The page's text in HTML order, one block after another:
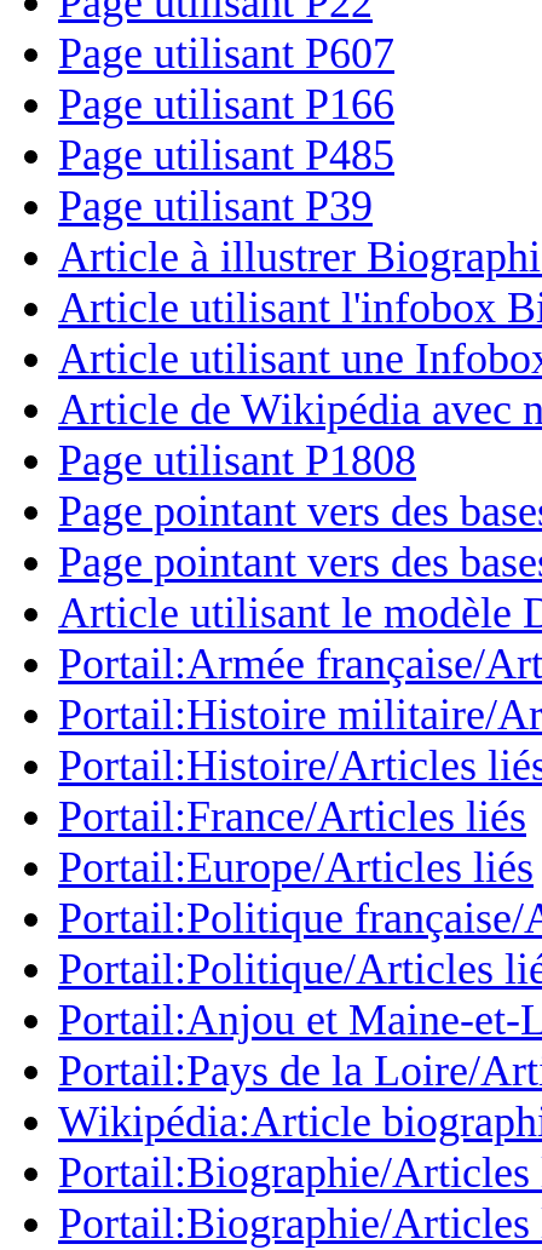
Page utilisant P607
Page utilisant P166
Page utilisant P485
Page utilisant P39
Article à illustrer
Article utilisant l'infobox
Article utilisant une
Article de Wikipédia avec
Page utilisant P1808
Page pointant vers des
Page pointant vers des
Article utilisant le modèle
Portail:Armée française/
Portail:Histoire militaire/
Portail:Histoire/Articles
Portail:France/Articles liés
Portail:Europe/Articles liés
Portail:Politique française/
Portail:Politique/Articles
Portail:Anjou et Maine-et-
Portail:Pays de la Loire/
Wikipédia:Article
Portail:Biographie/
Portail:Biographie/